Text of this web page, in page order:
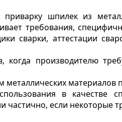
шпилек из
требования,
сварки, аттестации
производителю
материалов
в качестве
если некоторые